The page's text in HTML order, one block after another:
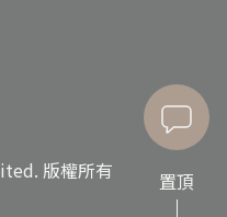
版權所有 置頂